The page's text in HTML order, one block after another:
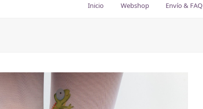
Inicio Webshop Envío & FAQ